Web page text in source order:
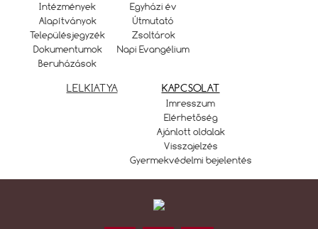
Intézmények
Alapítványok
Településjegyzék
Dokumentumok
Beruházások
Egyházi év
Útmutató
Zsoltárok
Napi Evangélium
LELKIATYA KAPCSOLAT
Imresszum
Elérhetőség
Ajánlott oldalak
Visszajelzés
Gyermekvédelmi bejelentés